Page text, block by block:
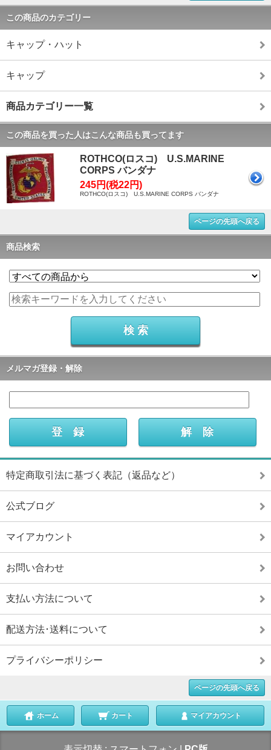
この商品のカテゴリー
キャップ・ハット
キャップ
商品カテゴリー一覧
この商品を買った人はこんな商品も買ってます
ROTHCO(ロスコ) U.S.MARINE
CORPS バンダナ
245円(税22円)
ROTHCO(ロスコ) U.S.MARINE CORPS バンダナ
ページの先頭へ戻る
商品検索
メルマガ登録・解除
特定商取引法に基づく表記（返品など）
公式ブログ
マイアカウント
お問い合わせ
支払い方法について
配送方法･送料について
プライバシーポリシー
ページの先頭へ戻る
ホーム カート マイアカウント